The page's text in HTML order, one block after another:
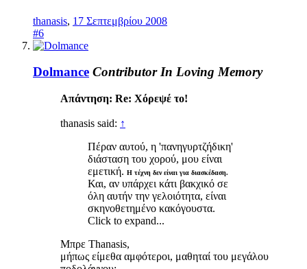
thanasis, 17 Σεπτεμβρίου 2008
#6
Dolmance Contributor In Loving Memory
Απάντηση: Re: Χόρεψέ το!
thanasis said: ↑
Πέραν αυτού, η 'πανηγυρτζήδικη'
διάσταση του χορού, μου είναι
εμετική. Η τέχνη δεν είναι για διασκέδαση.
Και, αν υπάρχει κάτι βακχικό σε
όλη αυτήν την γελοιότητα, είναι
σκηνοθετημένο κακόγουστα.
Click to expand...
Μπρε Thanasis,
μήπως είμεθα αμφότεροι, μαθηταί του μεγάλου